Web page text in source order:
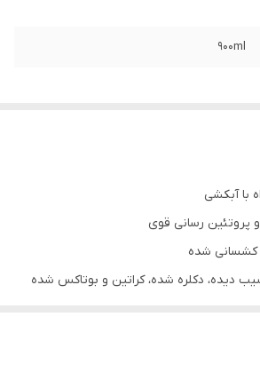
900ml
با آبکشی
کشسانی شده
دیده، دکلره شده، کراتین و بوتاکس شده